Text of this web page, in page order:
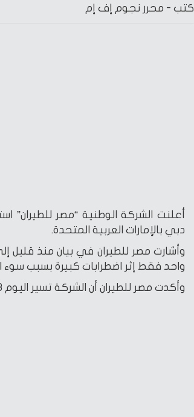
كتب - محرر نجوم إف إم
أعلنت الشركة الوطنية “مصر للطيران”
دبي بالإمارات العربية المتحدة.
وأشارت مصر للطيران في بيان منذ قليل
واحد فقط إثر اضطرابات كبيرة بسبب سوء
وأكدت مصر للطيران أن الشركة تسير اليوم 3 رحلات جوية إلى دبى.